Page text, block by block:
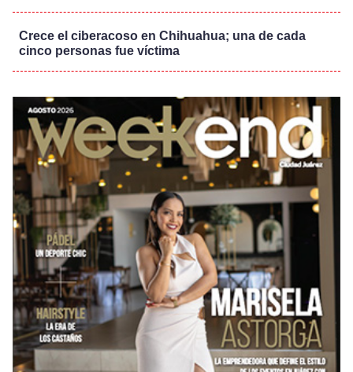
Crece el ciberacoso en Chihuahua; una de cada
cinco personas fue víctima